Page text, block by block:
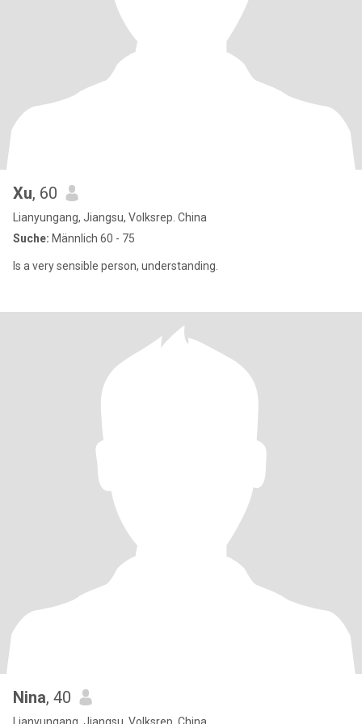
Xu, 60
Lianyungang, Jiangsu, Volksrep. China
Suche: Männlich 60 - 75
Is a very sensible person, understanding.
Nina, 40